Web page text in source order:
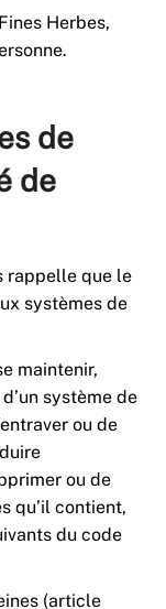
Herbes,
de
de
rappelle que le
systèmes de
maintenir,
système de
ou de
ou de
qu’il contient,
du code
(article